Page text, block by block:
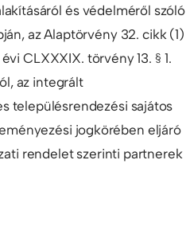
és védelméről szóló
az Alaptörvény 32. cikk (1)
CLXXXIX. törvény 13. § 1.
az integrált
településrendezési sajátos
jogkörében eljáró
rendelet szerinti partnerek